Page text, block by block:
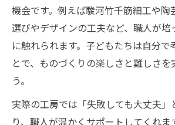
機会です。例えば駿河竹千筋細工や陶
選びやデザインの工夫など、職人が培
に触れられます。子どもたちは自分で
とで、ものづくりの楽しさと難しさを
う。
実際の工房では「失敗しても大丈夫」
り、職人が温かくサポートしてくれま